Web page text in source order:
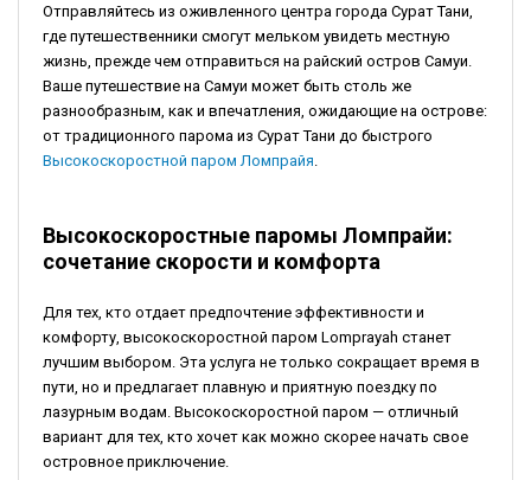
Отправляйтесь из оживленного центра города Сурат Тани,
где путешественники смогут мельком увидеть местную
жизнь, прежде чем отправиться на райский остров Самуи.
Ваше путешествие на Самуи может быть столь же
разнообразным, как и впечатления, ожидающие на острове:
от традиционного парома из Сурат Тани до быстрого
Высокоскоростной паром Ломпрайя
Высокоскоростные паромы Ломпрайи:
сочетание скорости и комфорта
Для тех, кто отдает предпочтение эффективности и
комфорту, высокоскоростной паром Lomprayah станет
лучшим выбором. Эта услуга не только сокращает время в
пути, но и предлагает плавную и приятную поездку по
лазурным водам. Высокоскоростной паром — отличный
вариант для тех, кто хочет как можно скорее начать свое
островное приключение.